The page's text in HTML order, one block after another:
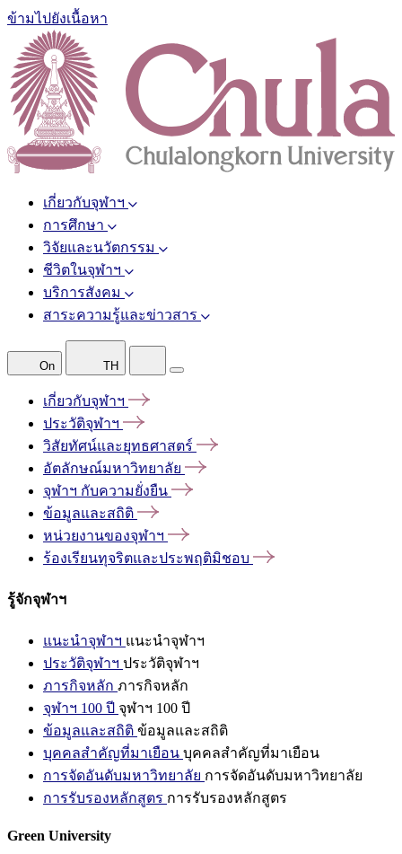
ข้ามไปยังเนื้อหา
เกี่ยวกับจุฬาฯ
การศึกษา
วิจัยและนวัตกรรม
ชีวิตในจุฬาฯ
บริการสังคม
สาระความรู้และข่าวสาร
On TH
เกี่ยวกับจุฬาฯ
ประวัติจุฬาฯ
วิสัยทัศน์และยุทธศาสตร์
อัตลักษณ์มหาวิทยาลัย
จุฬาฯ กับความยั่งยืน
ข้อมูลและสถิติ
หน่วยงานของจุฬาฯ
ร้องเรียนทุจริตและประพฤติมิชอบ
รู้จักจุฬาฯ
แนะนำจุฬาฯ แนะนำจุฬาฯ
ประวัติจุฬาฯ ประวัติจุฬาฯ
ภารกิจหลัก ภารกิจหลัก
จุฬาฯ 100 ปี จุฬาฯ 100 ปี
ข้อมูลและสถิติ ข้อมูลและสถิติ
บุคคลสำคัญที่มาเยือน บุคคลสำคัญที่มาเยือน
การจัดอันดับมหาวิทยาลัย การจัดอันดับมหาวิทยาลัย
การรับรองหลักสูตร การรับรองหลักสูตร
Green University